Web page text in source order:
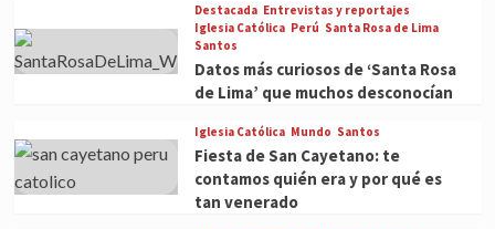
Destacada Entrevistas y reportajes
Iglesia Católica Perú Santa Rosa de Lima
Santos
Datos más curiosos de ‘Santa Rosa
de Lima’ que muchos desconocían
Iglesia Católica Mundo Santos
Fiesta de San Cayetano: te
contamos quién era y por qué es
tan venerado